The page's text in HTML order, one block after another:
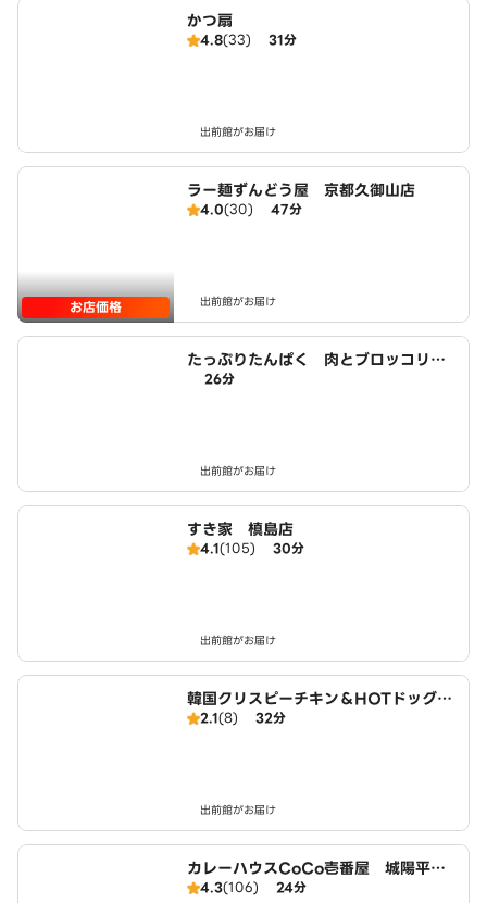
かつ扇
4.8(33) 31分
出前館がお届け
お店価格
ラー麺ずんどう屋 京都久御山店
4.0(30) 47分
出前館がお届け
たっぷりたんぱく 肉とブロッコリー
生活 城陽店
26分
出前館がお届け
すき家 槙島店
4.1(105) 30分
出前館がお届け
韓国クリスピーチキン＆HOTドッグ
チキンモッコパ 近鉄大久保駅前店
2.1(8) 32分
出前館がお届け
カレーハウスCoCo壱番屋 城陽平川
店（SD）
4.3(106) 24分